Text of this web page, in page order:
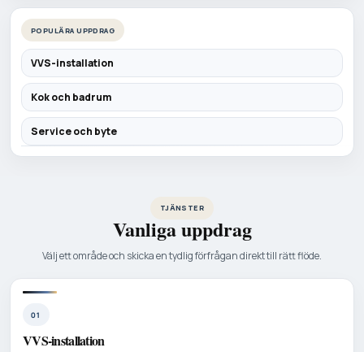
POPULÄRA UPPDRAG
VVS-installation
Kok och badrum
Service och byte
TJÄNSTER
Vanliga uppdrag
Välj ett område och skicka en tydlig förfrågan direkt till rätt flöde.
01
VVS-installation